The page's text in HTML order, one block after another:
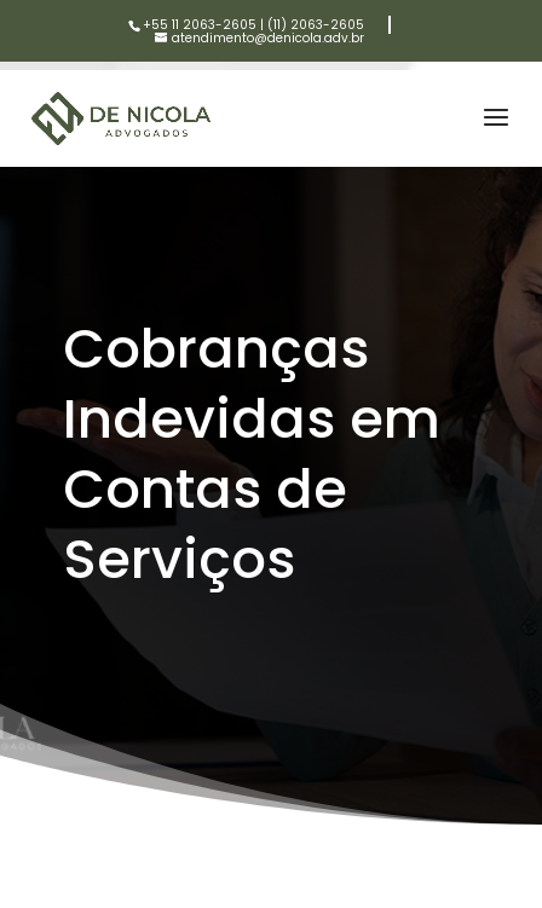
+55 11 2063-2605 | (11) 2063-2605
atendimento@denicola.adv.br
Cobranças
Indevidas em
Contas de
Serviços